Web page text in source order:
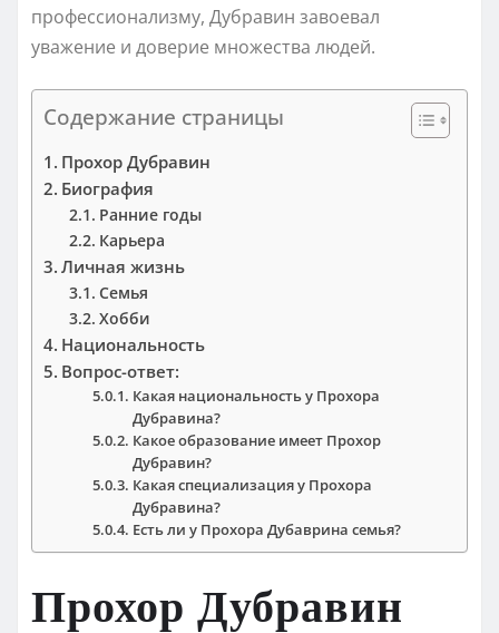
профессионализму, Дубравин завоевал
уважение и доверие множества людей.
Содержание страницы
Прохор Дубравин
Биография
Ранние годы
Карьера
Личная жизнь
Семья
Хобби
Национальность
Вопрос-ответ:
Какая национальность у Прохора
Дубравина?
Какое образование имеет Прохор
Дубравин?
Какая специализация у Прохора
Дубравина?
Есть ли у Прохора Дубаврина семья?
Прохор Дубравин